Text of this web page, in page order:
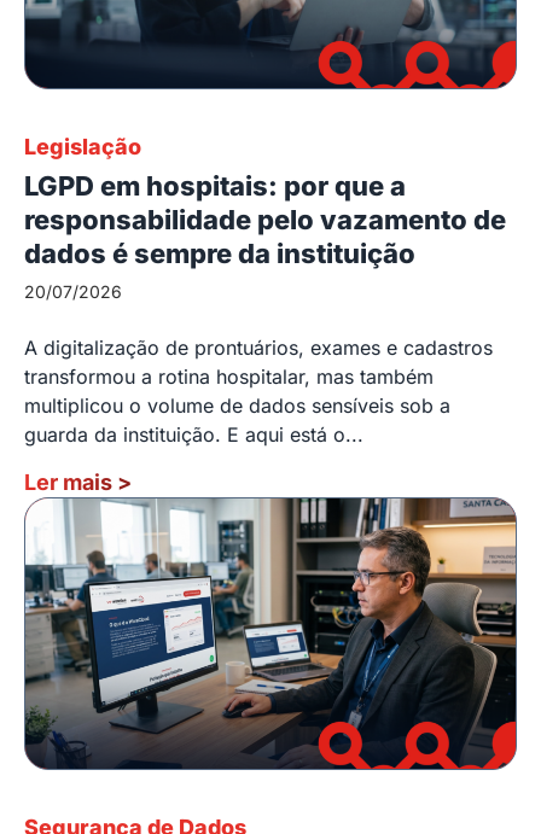
Legislação
LGPD em hospitais: por que a
responsabilidade pelo vazamento de
dados é sempre da instituição
20/07/2026
A digitalização de prontuários, exames e cadastros
transformou a rotina hospitalar, mas também
multiplicou o volume de dados sensíveis sob a
guarda da instituição. E aqui está o...
Ler mais >
Segurança de Dados